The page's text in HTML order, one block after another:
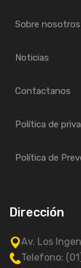
Sobre nosotros
Noticias
Contactanos
Política de
Política de
Dirección
Av. Los
Telefono: